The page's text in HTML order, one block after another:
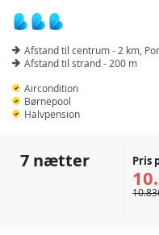
Afstand til centrum - 2 km,
Afstand til strand - 200 m
Aircondition
Børnepool
Halvpension
7 nætter Pris